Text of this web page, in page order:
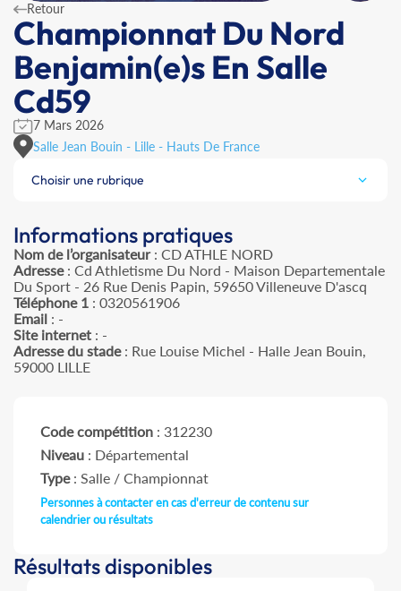
Retour
Championnat Du Nord
Benjamin(e)s En Salle
Cd59
7 Mars 2026
Salle Jean Bouin - Lille - Hauts De France
Choisir une rubrique
Informations pratiques
Nom de l’organisateur: CD ATHLE NORD
Adresse: Cd Athletisme Du Nord - Maison Departementale
Du Sport - 26 Rue Denis Papin, 59650 Villeneuve D'ascq
Téléphone 1 : 0320561906
Email : -
Site internet : -
Adresse du stade: Rue Louise Michel - Halle Jean Bouin,
59000 LILLE
Code compétition : 312230
Niveau : Départemental
Type: Salle / Championnat
Personnes à contacter en cas d'erreur de contenu sur
calendrier ou résultats
Résultats disponibles